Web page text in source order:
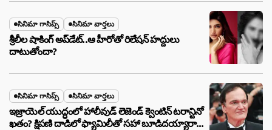
సినిమా గాసిప్స్ సినిమా వార్తలు
శ్రీలీల షాకింగ్ అప్‌డేట్..ఆ హీరోతో రిలేషన్ హద్దులు
దాటుతోందా?
సినిమా గాసిప్స్ సినిమా వార్తలు
ఇజ్రాయెల్ యుద్ధంలో హాలీవుడ్ లెజెండ్ క్వెంటిన్ టరాన్టినో
ఖతం? క్షిపణి దాడిలో ఫ్యామిలీతో సహా బూడిదయ్యారా?